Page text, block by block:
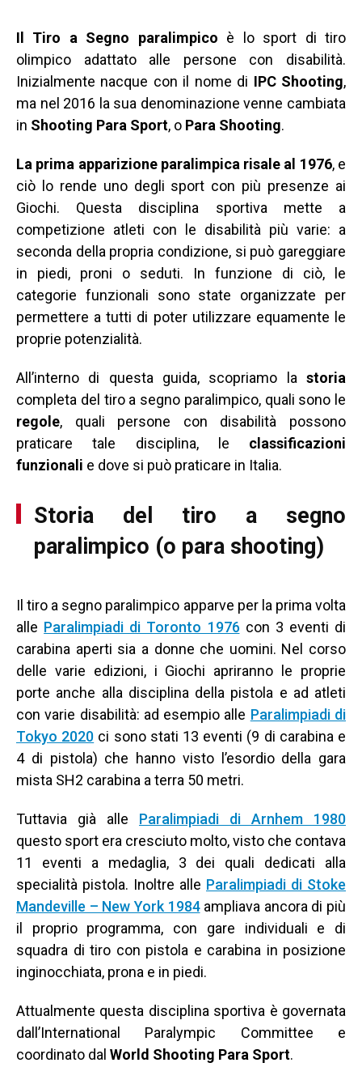
Il Tiro a Segno paralimpico è lo sport di tiro
olimpico adattato alle persone con disabilità.
Inizialmente nacque con il nome di IPC Shooting,
ma nel 2016 la sua denominazione venne cambiata
in Shooting Para Sport, o Para Shooting.
La prima apparizione paralimpica risale al 1976, e
ciò lo rende uno degli sport con più presenze ai
Giochi. Questa disciplina sportiva mette a
competizione atleti con le disabilità più varie: a
seconda della propria condizione, si può gareggiare
in piedi, proni o seduti. In funzione di ciò, le
categorie funzionali sono state organizzate per
permettere a tutti di poter utilizzare equamente le
proprie potenzialità.
All’interno di questa guida, scopriamo la storia
completa del tiro a segno paralimpico, quali sono le
regole, quali persone con disabilità possono
praticare tale disciplina, le classificazioni
funzionali e dove si può praticare in Italia.
Storia del tiro a segno
paralimpico (o para shooting)
Il tiro a segno paralimpico apparve per la prima volta
alle Paralimpiadi di Toronto 1976con 3 eventi di
carabina aperti sia a donne che uomini. Nel corso
delle varie edizioni, i Giochi apriranno le proprie
porte anche alla disciplina della pistola e ad atleti
con varie disabilità: ad esempio alle Paralimpiadi di
Tokyo 2020 ci sono stati 13 eventi (9 di carabina e
4 di pistola) che hanno visto l’esordio della gara
mista SH2 carabina a terra 50 metri.
Tuttavia già alle Paralimpiadi di Arnhem 1980
questo sport era cresciuto molto, visto che contava
11 eventi a medaglia, 3 dei quali dedicati alla
specialità pistola. Inoltre alle Paralimpiadi di Stoke
Mandeville – New York 1984ampliava ancora di più
il proprio programma, con gare individuali e di
squadra di tiro con pistola e carabina in posizione
inginocchiata, prona e in piedi.
Attualmente questa disciplina sportiva è governata
dall’International Paralympic Committee e
coordinato dal World Shooting Para Sport.